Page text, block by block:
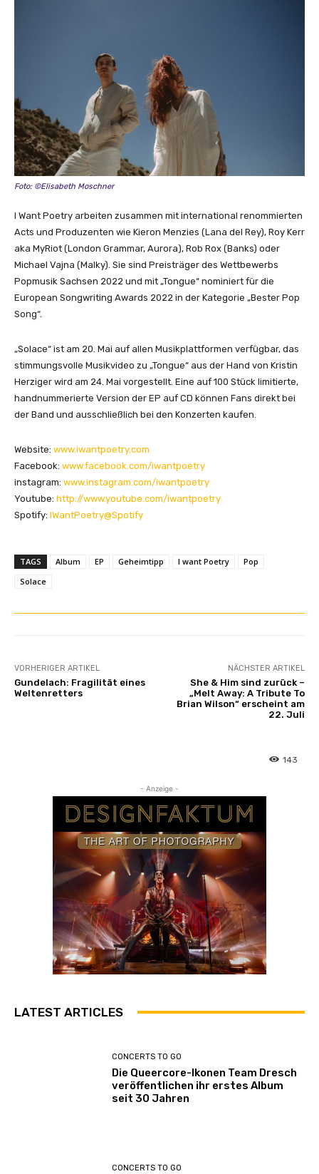
Foto: ©Elisabeth Moschner
I Want Poetry arbeiten zusammen mit international renommierten
Acts und Produzenten wie Kieron Menzies (Lana del Rey), Roy Kerr
aka MyRiot (London Grammar, Aurora), Rob Rox (Banks) oder
Michael Vajna (Malky). Sie sind Preisträger des Wettbewerbs
Popmusik Sachsen 2022 und mit „Tongue“ nominiert für die
European Songwriting Awards 2022 in der Kategorie „Bester Pop
Song“.
„Solace“ ist am 20. Mai auf allen Musikplattformen verfügbar, das
stimmungsvolle Musikvideo zu „Tongue“ aus der Hand von Kristin
Herziger wird am 24. Mai vorgestellt. Eine auf 100 Stück limitierte,
handnummerierte Version der EP auf CD können Fans direkt bei
der Band und ausschließlich bei den Konzerten kaufen.
Website: www.iwantpoetry.com
Facebook: www.facebook.com/iwantpoetry
instagram: www.instagram.com/iwantpoetry
Youtube: http://www.youtube.com/iwantpoetry
Spotify: IWantPoetry@Spotify
TAGS Album EP Geheimtipp I want Poetry
Pop
Solace
VORHERIGER ARTIKEL
Gundelach: Fragilität eines
Weltenretters
NÄCHSTER ARTIKEL
She & Him sind zurück –
„Melt Away: A Tribute To
Brian Wilson“ erscheint am
22. Juli
143
- Anzeige -
LATEST ARTICLES
CONCERTS TO GO
Die Queercore-Ikonen Team Dresch
veröffentlichen ihr erstes Album
seit 30 Jahren
CONCERTS TO GO